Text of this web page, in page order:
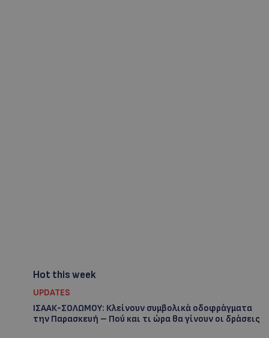
Hot this week
UPDATES
ΙΣΑΑΚ-ΣΟΛΩΜΟΥ: Κλείνουν συμβολικά οδοφράγματα
την Παρασκευή – Πού και τι ώρα θα γίνουν οι δράσεις